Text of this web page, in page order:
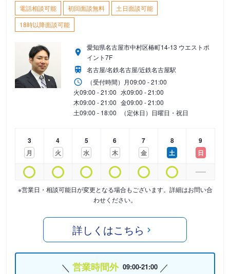
電話相談可能 初回面談無料
土日面談可能
18時以降面談可能
愛知県名古屋市中村区椿町14-13 ウエストポ
イント7F
名古屋/名鉄名古屋/近鉄名古屋駅
（受付時間） 月09:00 - 21:00
火09:00 - 21:00 水09:00 - 21:00
木09:00 - 21:00 金09:00 - 21:00
土09:00 - 18:00 （定休日）日曜日・祝日
3
月
4
火
5
水
6
木
7
金
8
土
9
日
※営業日・相談可能日が変更となる場合もございます。詳細はお問い合
わせください。
詳しくはこちら
営業時間外 09:00-21:00